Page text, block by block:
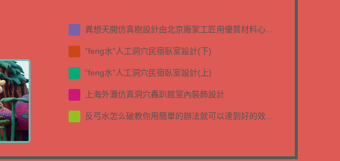
異想天開仿真樹設計由北京廠家工匠用優質材料心...
“feng水”人工洞穴民宿臥室設計(下)
“feng水”人工洞穴民宿臥室設計(上)
上海外灘仿真洞穴轟趴館室內裝飾設計
反弓水怎么破教你用簡單的辦法就可以達到好的效...